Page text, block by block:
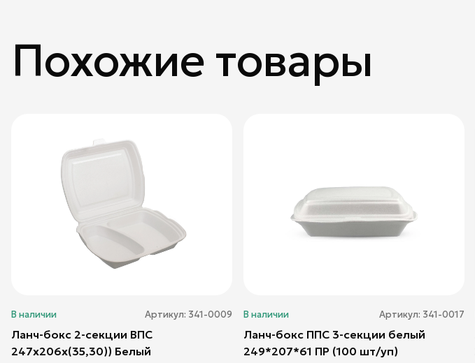
Похожие товары
В наличии Артикул: 341-0009
Ланч-бокс 2-секции ВПС
247х206х(35,30)) Белый
В наличии Артикул: 341-0017
Ланч-бокс ППС 3-секции белый
249*207*61 ПР (100 шт/уп)